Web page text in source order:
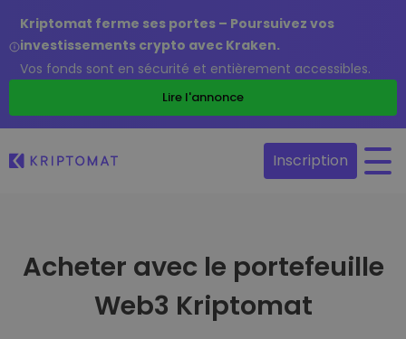
Kriptomat ferme ses portes – Poursuivez vos
investissements crypto avec Kraken.
Vos fonds sont en sécurité et entièrement accessibles.
Lire l'annonce
Inscription
Acheter avec le portefeuille
Web3 Kriptomat